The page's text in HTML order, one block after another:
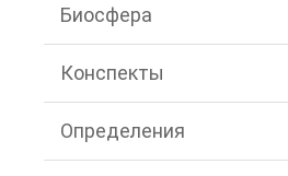
Биосфера
Конспекты
Определения